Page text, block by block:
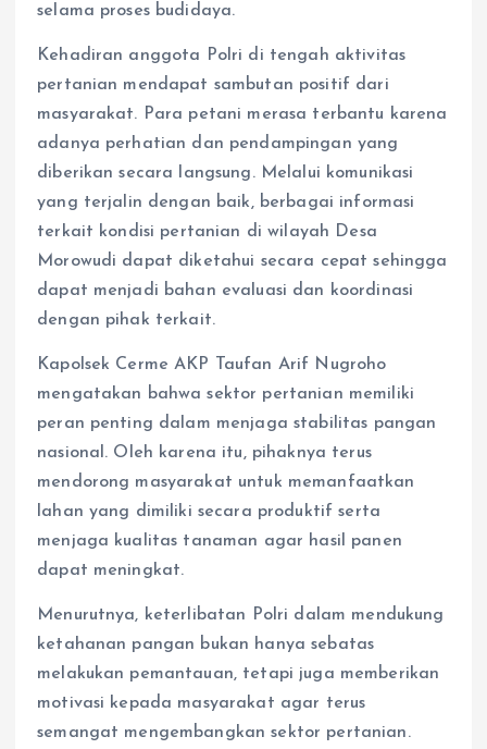
selama proses budidaya.
Kehadiran anggota Polri di tengah aktivitas
pertanian mendapat sambutan positif dari
masyarakat. Para petani merasa terbantu karena
adanya perhatian dan pendampingan yang
diberikan secara langsung. Melalui komunikasi
yang terjalin dengan baik, berbagai informasi
terkait kondisi pertanian di wilayah Desa
Morowudi dapat diketahui secara cepat sehingga
dapat menjadi bahan evaluasi dan koordinasi
dengan pihak terkait.
Kapolsek Cerme AKP Taufan Arif Nugroho
mengatakan bahwa sektor pertanian memiliki
peran penting dalam menjaga stabilitas pangan
nasional. Oleh karena itu, pihaknya terus
mendorong masyarakat untuk memanfaatkan
lahan yang dimiliki secara produktif serta
menjaga kualitas tanaman agar hasil panen
dapat meningkat.
Menurutnya, keterlibatan Polri dalam mendukung
ketahanan pangan bukan hanya sebatas
melakukan pemantauan, tetapi juga memberikan
motivasi kepada masyarakat agar terus
semangat mengembangkan sektor pertanian.